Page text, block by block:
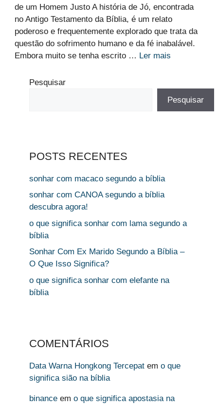
de um Homem Justo A história de Jó, encontrada
no Antigo Testamento da Bíblia, é um relato
poderoso e frequentemente explorado que trata da
questão do sofrimento humano e da fé inabalável.
Embora muito se tenha escrito … Ler mais
Pesquisar
Pesquisar
POSTS RECENTES
sonhar com macaco segundo a bíblia
sonhar com CANOA segundo a bíblia
descubra agora!
o que significa sonhar com lama segundo a
bíblia
Sonhar Com Ex Marido Segundo a Bíblia –
O Que Isso Significa?
o que significa sonhar com elefante na
bíblia
COMENTÁRIOS
Data Warna Hongkong Tercepat em o que
significa sião na bíblia
binance em o que significa apostasia na